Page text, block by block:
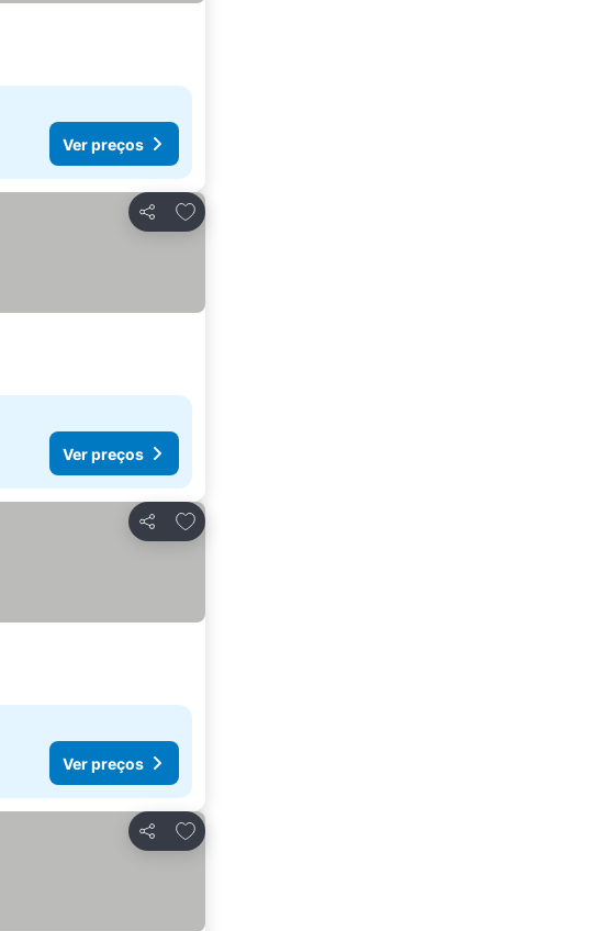
Ver preços
Partilhar
Adicionar aos favoritos
Ver preços
Partilhar
Adicionar aos favoritos
Ver preços
Partilhar
Adicionar aos favoritos